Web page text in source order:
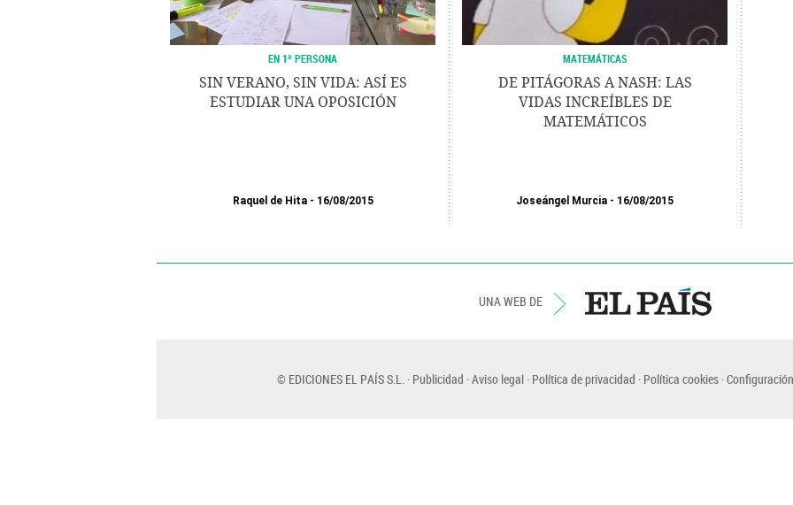
EN 1ª PERSONA
SIN VERANO, SIN VIDA: ASÍ ES
ESTUDIAR UNA OPOSICIÓN
Raquel de Hita 16/08/2015
MATEMÁTICAS
DE PITÁGORAS A NASH: LAS
VIDAS INCREÍBLES DE
MATEMÁTICOS
Joseángel Murcia 16/08/2015
UNA WEB DE
© EDICIONES EL PAÍS S.L. Publicidad Aviso legal Política de privacidad Política cookies